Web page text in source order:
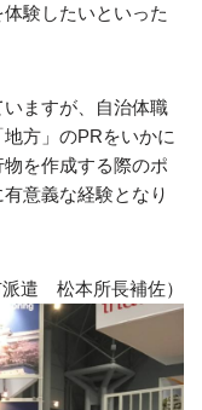
験したいといった
ますが、自治体職
方」のPRをいかに
を作成する際のポ
意義な経験となり
派遣 松本所長補佐）